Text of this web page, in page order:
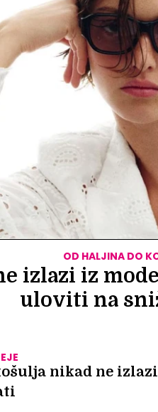
OD HALJINA DO
izlazi iz
uloviti na
nikad ne